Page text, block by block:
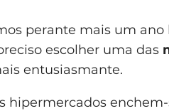
perante mais um ano
escolher uma das
entusiasmante.
hipermercados